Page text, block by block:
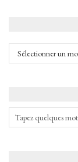
Archives